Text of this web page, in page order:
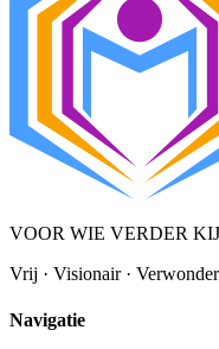
VOOR WIE VERDER
Vrij · Visionair ·
Navigatie